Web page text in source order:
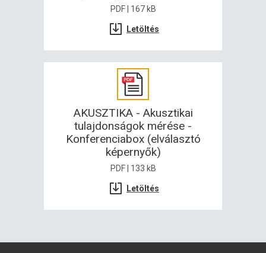
PDF | 167 kB
Letöltés
AKUSZTIKA - Akusztikai
tulajdonságok mérése -
Konferenciabox (elválasztó
képernyők)
PDF | 133 kB
Letöltés